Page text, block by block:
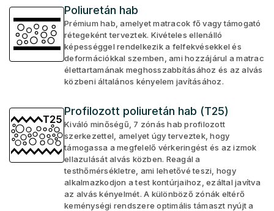
Poliuretán hab
Prémium hab, amelyet matracok fő vagy támogató
rétegeként terveztek. Kivételes ellenálló
képességgel rendelkezik a felfekvésekkel és
deformációkkal szemben, ami hozzájárul a matrac
élettartamának meghosszabbításához és az alvás
közbeni általános kényelem javításához.
Profilozott poliuretán hab (T25)
Kiváló minőségű, 7 zónás hab profilozott
szerkezettel, amelyet úgy terveztek, hogy
támogassa a megfelelő vérkeringést és az izmok
ellazulását alvás közben. Reagál a
testhőmérsékletre, ami lehetővé teszi, hogy
alkalmazkodjon a test kontúrjaihoz, ezáltal javítva
az alvás kényelmét. A különböző zónák eltérő
keménységi rendszere optimális támaszt nyújt a